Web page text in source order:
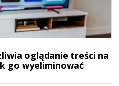
oglądanie treści na
go wyeliminować